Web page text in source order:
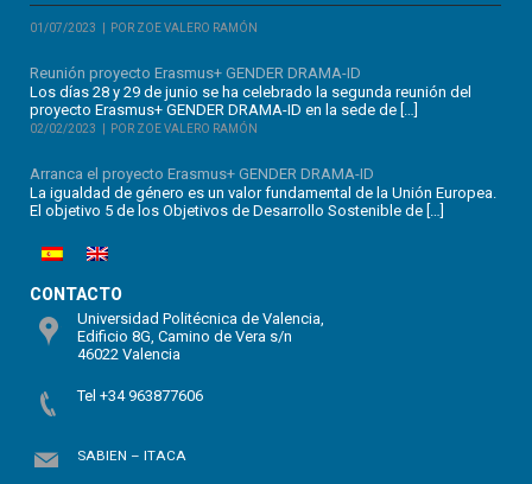
01/07/2023 POR ZOE VALERO RAMÓN
Reunión proyecto Erasmus+ GENDER DRAMA-ID
Los días 28 y 29 de junio se ha celebrado la segunda reunión del
proyecto Erasmus+ GENDER DRAMA-ID en la sede de […]
02/02/2023 POR ZOE VALERO RAMÓN
Arranca el proyecto Erasmus+ GENDER DRAMA-ID
La igualdad de género es un valor fundamental de la Unión Europea.
El objetivo 5 de los Objetivos de Desarrollo Sostenible de […]
CONTACTO
Universidad Politécnica de Valencia,
Edificio 8G, Camino de Vera s/n
46022 Valencia
Tel +34 963877606
SABIEN – ITACA